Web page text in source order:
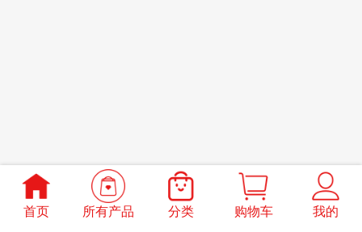
首页 所有产品 分类 购物车 我的